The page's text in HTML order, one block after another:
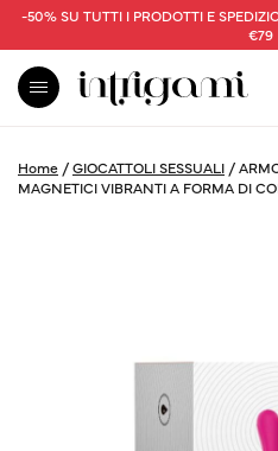
-50% SU TUTTI I PRODOTTI E
€79
Home /GIOCATTOLI SESSUALI /
MAGNETICI VIBRANTI A FORMA DI